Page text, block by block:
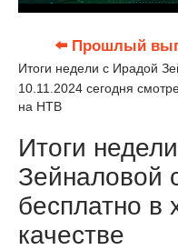
⬅️ Прошлый
Итоги недели с Ирадой
10.11.2024 сегодня
на НТВ
Итоги
Зейналовой
бесплатно в
качестве